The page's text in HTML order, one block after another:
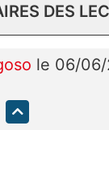
DES
le 06/